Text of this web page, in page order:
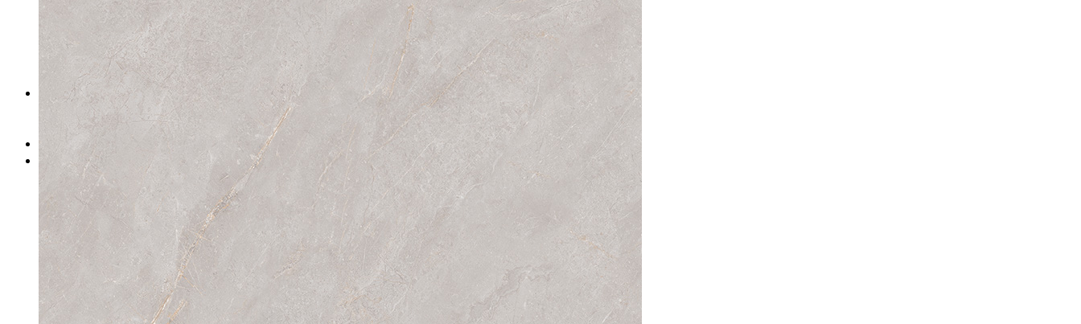
素色质感(哑光) 750X1500
素色质感(柔光) 600X1200
素色质感(哑光) 600X1200
素色质感(柔光) 400x800
素色质感(柔光) 800X800
金刚玉石瓷砖
金刚玉石800x800
金刚玉石600x1200
岩板
岩板800x2600
岩板1200x2400